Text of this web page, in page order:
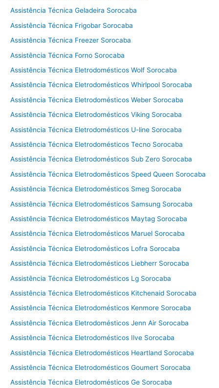
a
f
ã
o
e
c
n
g
á
a
m
i
n
a
Assistência Técnica Geladeira Sorocaba
Assistência Técnica Frigobar Sorocaba
Assistência Técnica Freezer Sorocaba
Assistência Técnica Forno Sorocaba
Assistência Técnica Eletrodomésticos Wolf Sorocaba
Assistência Técnica Eletrodomésticos Whirlpool Sorocaba
Assistência Técnica Eletrodomésticos Weber Sorocaba
Assistência Técnica Eletrodomésticos Viking Sorocaba
Assistência Técnica Eletrodomésticos U-line Sorocaba
Assistência Técnica Eletrodomésticos Tecno Sorocaba
Assistência Técnica Eletrodomésticos Sub Zero Sorocaba
Assistência Técnica Eletrodomésticos Speed Queen Sorocaba
Assistência Técnica Eletrodomésticos Smeg Sorocaba
Assistência Técnica Eletrodomésticos Samsung Sorocaba
Assistência Técnica Eletrodomésticos Maytag Sorocaba
Assistência Técnica Eletrodomésticos Maruel Sorocaba
Assistência Técnica Eletrodomésticos Lofra Sorocaba
Assistência Técnica Eletrodomésticos Liebherr Sorocaba
Assistência Técnica Eletrodomésticos Lg Sorocaba
Assistência Técnica Eletrodomésticos Kitchenaid Sorocaba
Assistência Técnica Eletrodomésticos Kenmore Sorocaba
Assistência Técnica Eletrodomésticos Jenn Air Sorocaba
Assistência Técnica Eletrodomésticos Ilve Sorocaba
Assistência Técnica Eletrodomésticos Heartland Sorocaba
Assistência Técnica Eletrodomésticos Goumert Sorocaba
Assistência Técnica Eletrodomésticos Ge Sorocaba